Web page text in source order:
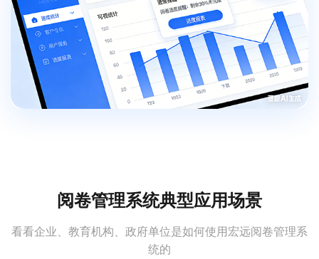
阅卷管理系统典型应用场景
看看企业、教育机构、政府单位是如何使用宏远阅卷管理系
统的